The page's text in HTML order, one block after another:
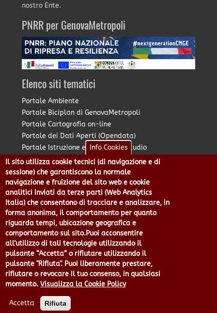
nostro Ente.
PNRR per GenovaMetropoli
Elenco siti tematici
Portale Ambiente
Portale Biciplan di GenovaMetropoli
Portale Cartografia on-line
Portale dei Dati Aperti (Opendata)
Portale Istruzione e Diritto allo Studio
Portale Marketing Territoriale
Portale Piano Strategico Metropolitano
Portale PUMS di GenovaMetropoli
Portale Stazione Unica Appaltante
Pratico: procedimenti e istanze online
Città Metropolitana di Genova - Piazzale Mazzini 2 -16122 -
Genova | CF:80007350103 - P.Iva: 00949170104 | Codice IPA: cmge
Centralino 010 54991 Fax 010 5499244 URP 010 5499456
Num.Verde 800 509420 | P.E.C.:
pec@cert.cittametropolitana.genova.it
Privacy|Tecnologie e Accessibilità|Note Legali
sito Web
Info Cookies
Il sito utilizza cookie tecnici (di navigazione e di
sessione) che garantiscono la normale
navigazione e fruizione del sito web e cookie
analitici inviati da terze parti (Web Analytics
Italia) che consentono di tracciare e analizzare, in
forma anonima, il comportamento per quanto
riguarda tempi, ubicazione geografica e
comportamento sul sito.Puoi acconsentire
all’utilizzo di tali tecnologie utilizzando il
pulsante “Accetta” o rifiutare utilizzando il
pulsante "Rifiuta". Puoi liberamente prestare,
rifiutare o revocare il tuo consenso, in qualsiasi
momento. Visualizza la Cookie Policy
Accetta Rifiuta